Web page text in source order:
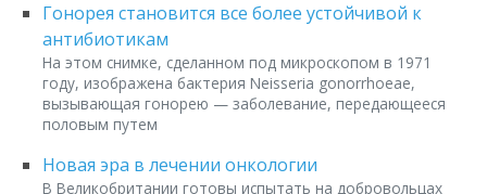
Гонорея становится все более устойчивой к
антибиотикам
На этом снимке, сделанном под микроскопом в 1971
году, изображена бактерия Neisseria gonorrhoeae,
вызывающая гонорею — заболевание, передающееся
половым путем
Новая эра в лечении онкологии
В Великобритании готовы испытать на добровольцах